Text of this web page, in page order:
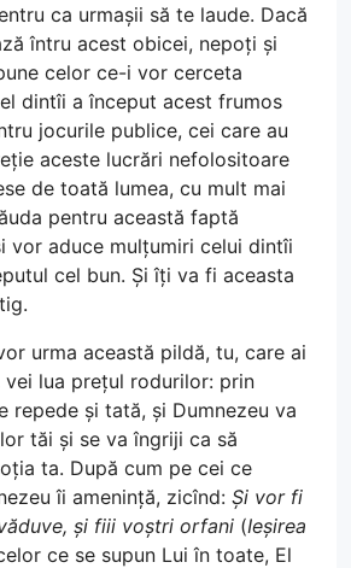
ca urmașii să te laude. Dacă
întru acest obicei, nepoți și
celor ce-i vor cerceta
dintîi a început acest frumos
jocurile publice, cei care au
aceste lucrări nefolositoare
de toată lumea, cu mult mai
pentru această faptă
vor aduce mulțumiri celui dintîi
cel bun. Și îți va fi aceasta
urma această pildă, tu, care ai
vei lua prețul rodurilor: prin
repede și tată, și Dumnezeu va
tăi și se va îngriji ca să
ta. După cum pe cei ce
îi amenință, zicînd: Și vor fi
și fiii voștri orfani (Ieșirea
ce se supun Lui în toate, El